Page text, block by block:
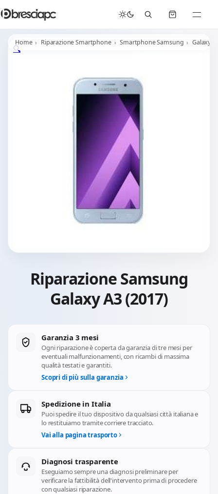
☀️ Chiusura Estiva - Il laboratorio resterà chiuso per ferie dal 29/06/2026 al 05/07/2026 compresi.
Home Riparazione Smartphone Smartphone Samsung Galaxy A
🔍
Riparazione Samsung
Galaxy A3 (2017)
Garanzia 3 mesi
Ogni riparazione è coperta da garanzia di tre mesi per
eventuali malfunzionamenti, con ricambi di massima
qualità testati e garantiti.
Scopri di più sulla garanzia
Spedizione in Italia
Puoi spedire il tuo dispositivo da qualsiasi città italiana e
lo restituiamo tramite corriere tracciato.
Vai alla pagina trasporto
Diagnosi trasparente
Eseguiamo sempre una diagnosi preliminare per
verificare la fattibilità dell'intervento prima di procedere
con qualsiasi riparazione.